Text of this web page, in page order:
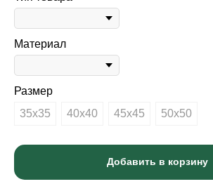
Материал
Размер
35х35
40х40 45х45 50х50
Добавить в корзину